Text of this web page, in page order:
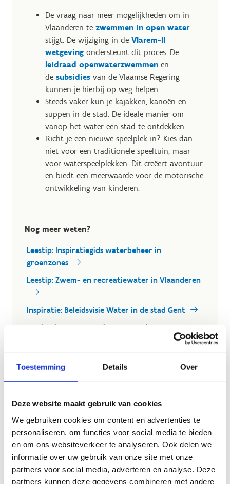
Toestemming Details Over
Deze website maakt gebruik van cookies
We gebruiken cookies om content en advertenties te
personaliseren, om functies voor social media te bieden
en om ons websiteverkeer te analyseren. Ook delen we
informatie over uw gebruik van onze site met onze
partners voor social media, adverteren en analyse. Deze
partners kunnen deze gegevens combineren met andere
De vraag naar meer mogelijkheden om in
Vlaanderen te zwemmen in open water
stijgt. De wijziging in de Vlarem-II
wetgeving ondersteunt dit proces. De
leidraad openwaterzwemmen en
de subsidies van de Vlaamse Regering
kunnen je hierbij op weg helpen.
Steeds vaker kun je kajakken, kanoën en
suppen in de stad. De ideale manier om
vanop het water een stad te ontdekken.
Richt je een nieuwe speelplek in? Kies dan
niet voor een traditionele speeltuin, maar
voor waterspeelplekken. Dit creëert avontuur
en biedt een meerwaarde voor de motorische
ontwikkeling van kinderen.
Nog meer weten?
Leestip: Inspiratiegids waterbeheer in
groenzones
Leestip: Zwem- en recreatiewater in Vlaanderen
Inspiratie: Beleidsvisie Water in de stad Gent
Inspiratie: Zwemmen in Brugge
Sportdomeinen van de
toekomst
Vlaanderen ervaart de laatste jaren langere en
frequentere droge periodes met weinig neerslag. Dit
beïnvloed onder meer het beheer van